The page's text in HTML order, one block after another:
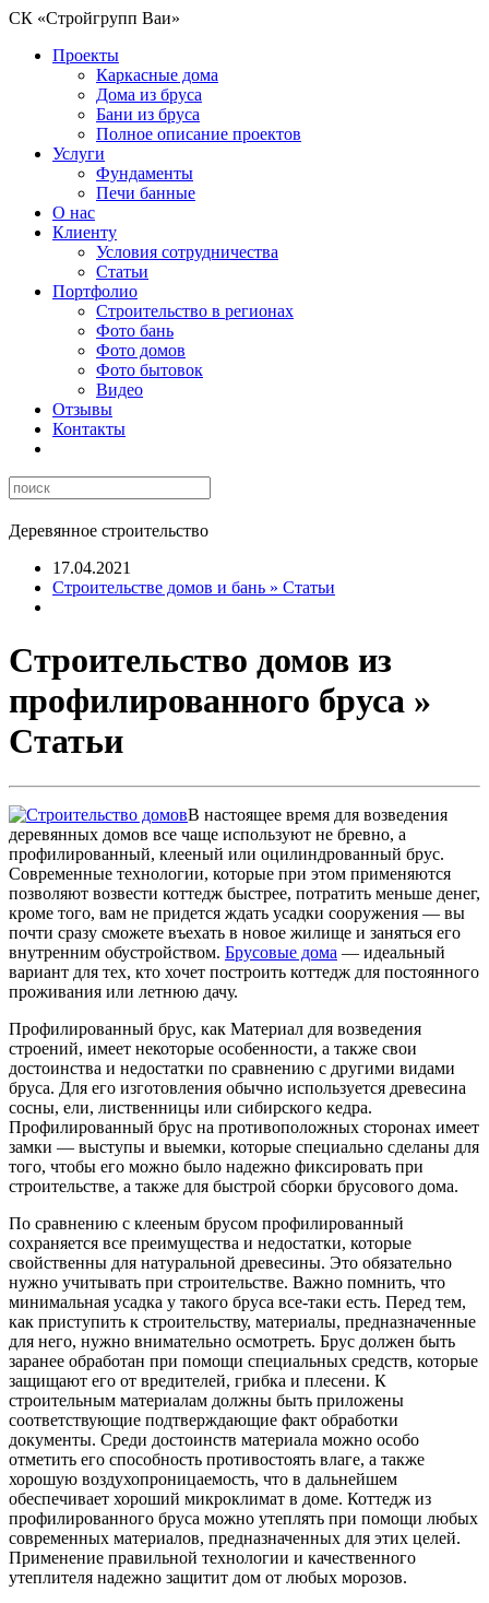
СК «Стройгрупп Ваи»
Проекты
Каркасные дома
Дома из бруса
Бани из бруса
Полное описание проектов
Услуги
Фундаменты
Печи банные
О нас
Клиенту
Условия сотрудничества
Статьи
Портфолио
Строительство в регионах
Фото бань
Фото домов
Фото бытовок
Видео
Отзывы
Контакты
Деревянное строительство
17.04.2021
Строительстве домов и бань » Статьи
Строительство домов из
профилированного бруса »
Статьи
В настоящее время для возведения
деревянных домов все чаще используют не бревно, а
профилированный, клееный или оцилиндрованный брус.
Современные технологии, которые при этом применяются
позволяют возвести коттедж быстрее, потратить меньше денег,
кроме того, вам не придется ждать усадки сооружения — вы
почти сразу сможете въехать в новое жилище и заняться его
внутренним обустройством. Брусовые дома — идеальный
вариант для тех, кто хочет построить коттедж для постоянного
проживания или летнюю дачу.
Профилированный брус, как Материал для возведения
строений, имеет некоторые особенности, а также свои
достоинства и недостатки по сравнению с другими видами
бруса. Для его изготовления обычно используется древесина
сосны, ели, лиственницы или сибирского кедра.
Профилированный брус на противоположных сторонах имеет
замки — выступы и выемки, которые специально сделаны для
того, чтобы его можно было надежно фиксировать при
строительстве, а также для быстрой сборки брусового дома.
По сравнению с клееным брусом профилированный
сохраняется все преимущества и недостатки, которые
свойственны для натуральной древесины. Это обязательно
нужно учитывать при строительстве. Важно помнить, что
минимальная усадка у такого бруса все-таки есть. Перед тем,
как приступить к строительству, материалы, предназначенные
для него, нужно внимательно осмотреть. Брус должен быть
заранее обработан при помощи специальных средств, которые
защищают его от вредителей, грибка и плесени. К
строительным материалам должны быть приложены
соответствующие подтверждающие факт обработки
документы. Среди достоинств материала можно особо
отметить его способность противостоять влаге, а также
хорошую воздухопроницаемость, что в дальнейшем
обеспечивает хороший микроклимат в доме. Коттедж из
профилированного бруса можно утеплять при помощи любых
современных материалов, предназначенных для этих целей.
Применение правильной технологии и качественного
утеплителя надежно защитит дом от любых морозов.